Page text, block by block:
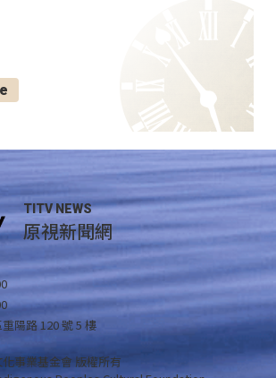
TITV NEWS
原視新聞網
陽路 120 號 5 樓
事業基金會 版權所有